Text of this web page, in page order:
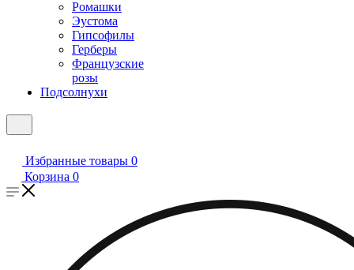
Ромашки
Эустома
Гипсофилы
Герберы
Французские
розы
Подсолнухи
Избранные товары 0
Корзина 0